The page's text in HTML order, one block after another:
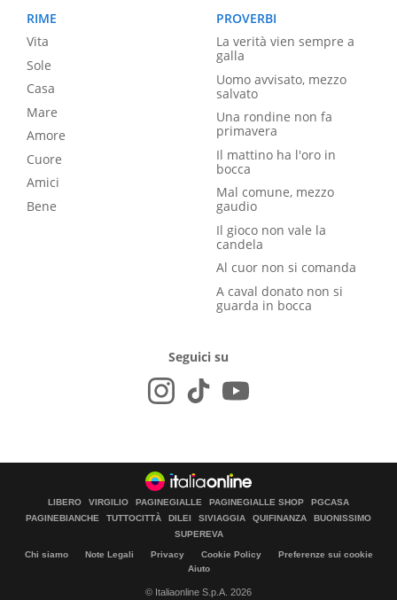
RIME
Vita
Sole
Casa
Mare
Amore
Cuore
Amici
Bene
PROVERBI
La verità vien sempre a
galla
Uomo avvisato, mezzo
salvato
Una rondine non fa
primavera
Il mattino ha l'oro in
bocca
Mal comune, mezzo
gaudio
Il gioco non vale la
candela
Al cuor non si comanda
A caval donato non si
guarda in bocca
Seguici su
LIBERO VIRGILIO PAGINEGIALLE PAGINEGIALLE SHOP
PGCASA
PAGINEBIANCHE
TUTTOCITTÀ DILEI SIVIAGGIA QUIFINANZA
BUONISSIMO
SUPEREVA
Chi siamo Note Legali Privacy Cookie Policy
Preferenze sui cookie
Aiuto
© Italiaonline S.p.A. 2026